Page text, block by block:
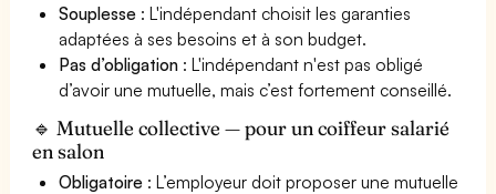
Souplesse : L'indépendant choisit les garanties
adaptées à ses besoins et à son budget.
Pas d’obligation : L'indépendant n'est pas obligé
d’avoir une mutuelle, mais c’est fortement conseillé.
🔹 Mutuelle collective — pour un coiffeur salarié
en salon
Obligatoire : L’employeur doit proposer une mutuelle